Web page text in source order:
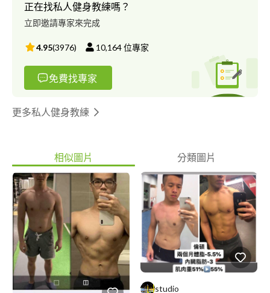
正在找私人健身教練嗎？
立即邀請專家來完成
4.95(3976) 10,164位專家
免費找專家
更多私人健身教練
相似圖片 分類圖片
studio